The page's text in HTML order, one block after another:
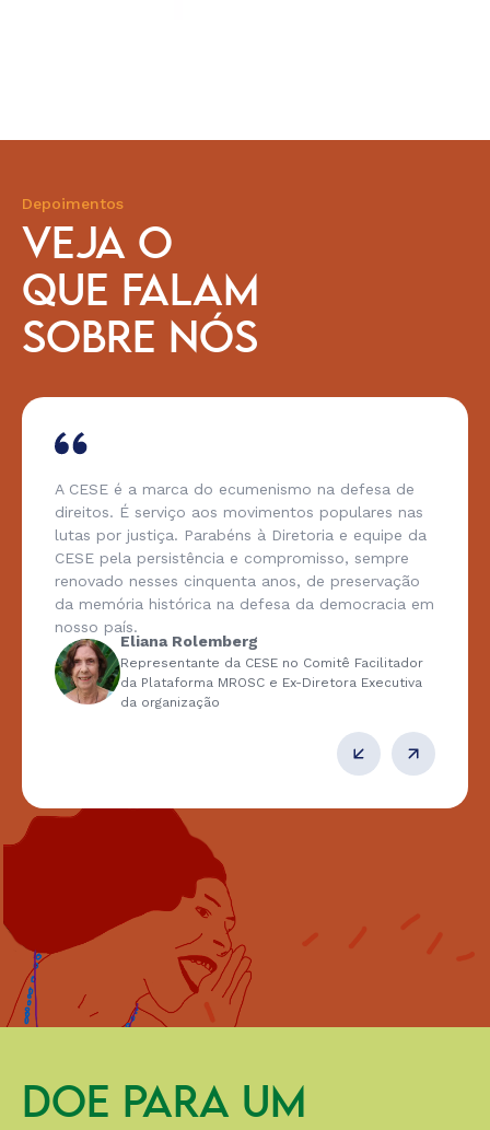
Depoimentos
VEJA O
QUE FALAM
SOBRE NÓS
A CESE é a marca do ecumenismo na defesa de
direitos. É serviço aos movimentos populares nas
lutas por justiça. Parabéns à Diretoria e equipe da
CESE pela persistência e compromisso, sempre
renovado nesses cinquenta anos, de preservação
da memória histórica na defesa da democracia em
nosso país.
Eliana Rolemberg
Representante da CESE no Comitê Facilitador
da Plataforma MROSC e Ex-Diretora Executiva
da organização
DOE PARA UM